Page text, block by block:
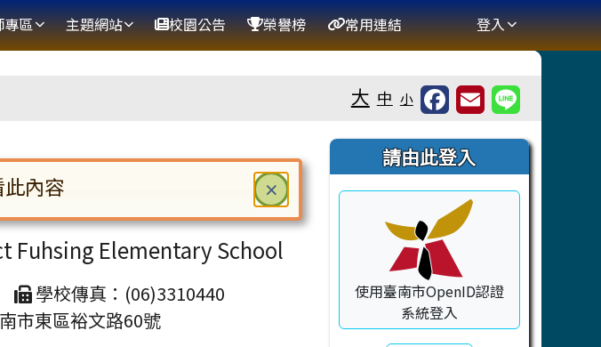
專區 主題網站 校園公告 榮譽榜 常用連結 登入
大 中 小
興國民小學
Fuhsing Elementary School
學校傳真：(06)3310440
市東區裕文路60號
右邊區域內容
請由此登入
使用臺南市OpenID認證
系統登入
× 關閉
內容
項間移動焦點。按下 Enter 鍵或空白鍵確認，按下 Escape 鍵關閉